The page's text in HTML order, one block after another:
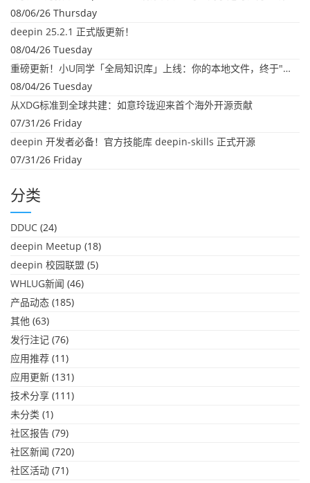
08/06/26 Thursday
deepin 25.2.1 正式版更新！
08/04/26 Tuesday
重磅更新！小U同学「全局知识库」上线：你的本地文件，终于"活"起来了
08/04/26 Tuesday
从XDG标准到全球共建：如意玲珑迎来首个海外开源贡献
07/31/26 Friday
deepin 开发者必备！官方技能库 deepin-skills 正式开源
07/31/26 Friday
分类
DDUC (24)
deepin Meetup (18)
deepin 校园联盟 (5)
WHLUG新闻 (46)
产品动态 (185)
其他 (63)
发行注记 (76)
应用推荐 (11)
应用更新 (131)
技术分享 (111)
未分类 (1)
社区报告 (79)
社区新闻 (720)
社区活动 (71)